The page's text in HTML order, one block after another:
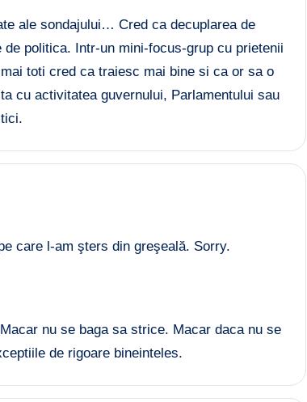
ale sondajului… Cred ca decuplarea de
politica. Intr-un mini-focus-grup cu prietenii
toti cred ca traiesc mai bine si ca or sa o
cu activitatea guvernului, Parlamentului sau
care l-am şters din greşeală. Sorry.
nu se baga sa strice. Macar daca nu se
de rigoare bineinteles.